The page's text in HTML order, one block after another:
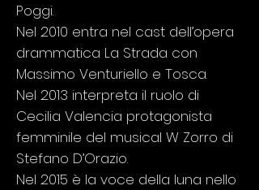
Poggi.
Nel 2010 entra nel cast dell’opera
drammatica La Strada con
Massimo Venturiello e Tosca.
Nel 2013 interpreta il ruolo di
Cecilia Valencia protagonista
femminile del musical W Zorro di
Stefano D’Orazio.
Nel 2015 è la voce della luna nello